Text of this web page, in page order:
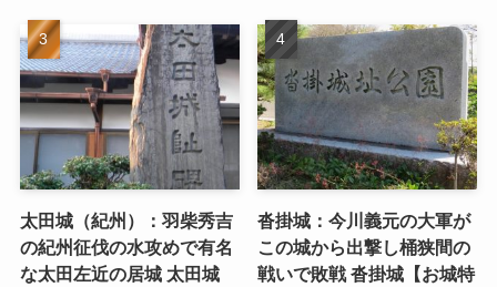
太田城（紀州）：羽柴秀吉
の紀州征伐の水攻めで有名
な太田左近の居城 太田城
沓掛城：今川義元の大軍が
この城から出撃し桶狭間の
戦いで敗戦 沓掛城【お城特